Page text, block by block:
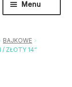
Menu
BAJKOWE
/ ZŁOTY 14“